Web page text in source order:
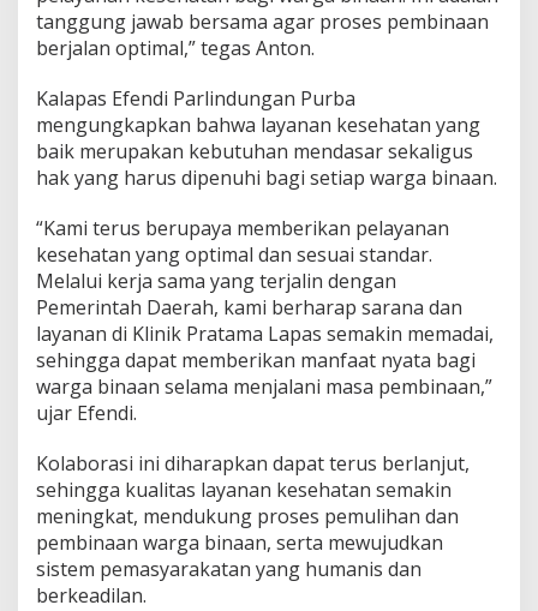
tanggung jawab bersama agar proses pembinaan
berjalan optimal,” tegas Anton.
Kalapas Efendi Parlindungan Purba
mengungkapkan bahwa layanan kesehatan yang
baik merupakan kebutuhan mendasar sekaligus
hak yang harus dipenuhi bagi setiap warga binaan.
“Kami terus berupaya memberikan pelayanan
kesehatan yang optimal dan sesuai standar.
Melalui kerja sama yang terjalin dengan
Pemerintah Daerah, kami berharap sarana dan
layanan di Klinik Pratama Lapas semakin memadai,
sehingga dapat memberikan manfaat nyata bagi
warga binaan selama menjalani masa pembinaan,”
ujar Efendi.
Kolaborasi ini diharapkan dapat terus berlanjut,
sehingga kualitas layanan kesehatan semakin
meningkat, mendukung proses pemulihan dan
pembinaan warga binaan, serta mewujudkan
sistem pemasyarakatan yang humanis dan
berkeadilan.